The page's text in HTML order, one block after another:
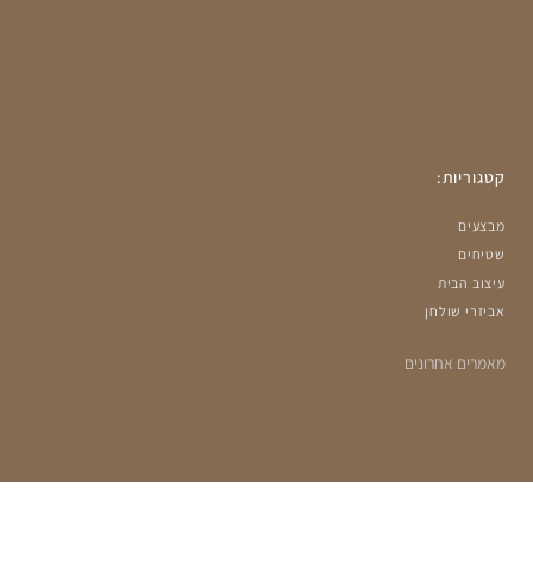
קטגוריות:
מבצעים
שטיחים
עיצוב הבית
אביזרי שולחן
מאמרים אחרונים